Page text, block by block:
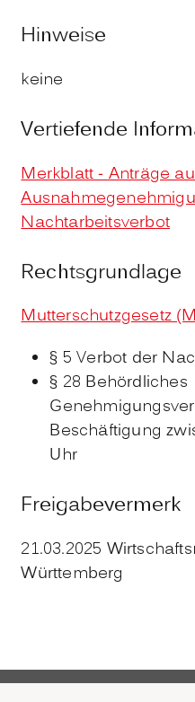
Hinweise
keine
Vertiefende
Merkblatt - Anträge
Nachtarbeitsverbot
Rechtsgrundlage
Mutterschutzgesetz
§ 5 Verbot der
§ 28 Behördliches
Beschäftigung
Uhr
Freigabevermerk
21.03.2025
Württemberg